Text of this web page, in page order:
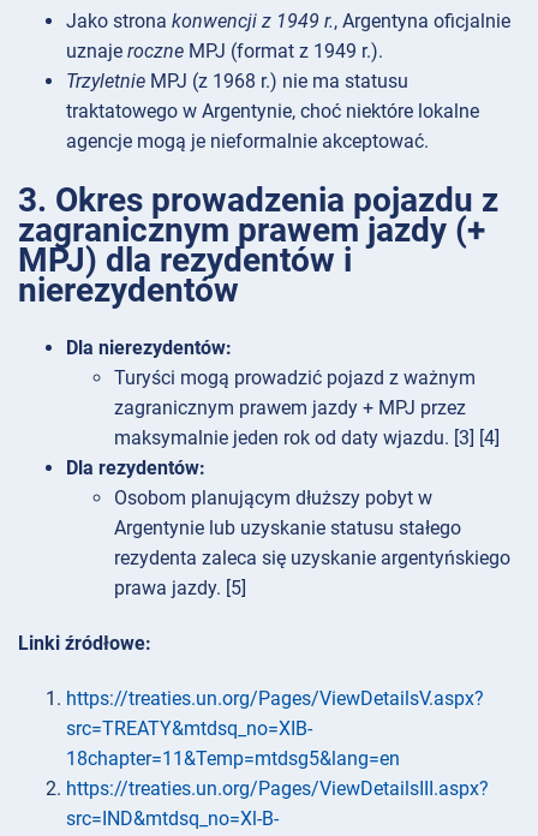
Jako strona konwencji z 1949 r., Argentyna oficjalnie
uznaje roczne MPJ (format z 1949 r.).
Trzyletnie MPJ (z 1968 r.) nie ma statusu
traktatowego w Argentynie, choć niektóre lokalne
agencje mogą je nieformalnie akceptować.
3. Okres prowadzenia pojazdu z
zagranicznym prawem jazdy (+
MPJ) dla rezydentów i
nierezydentów
Dla nierezydentów:
Turyści mogą prowadzić pojazd z ważnym
zagranicznym prawem jazdy + MPJ przez
maksymalnie jeden rok od daty wjazdu. [3] [4]
Dla rezydentów:
Osobom planującym dłuższy pobyt w
Argentynie lub uzyskanie statusu stałego
rezydenta zaleca się uzyskanie argentyńskiego
prawa jazdy. [5]
Linki źródłowe:
https://treaties.un.org/Pages/ViewDetailsV.aspx?
src=TREATY&mtdsq_no=XIB-
18chapter=11&Temp=mtdsg5&lang=en
https://treaties.un.org/Pages/ViewDetailsIII.aspx?
src=IND&mtdsq_no=Xl-B-